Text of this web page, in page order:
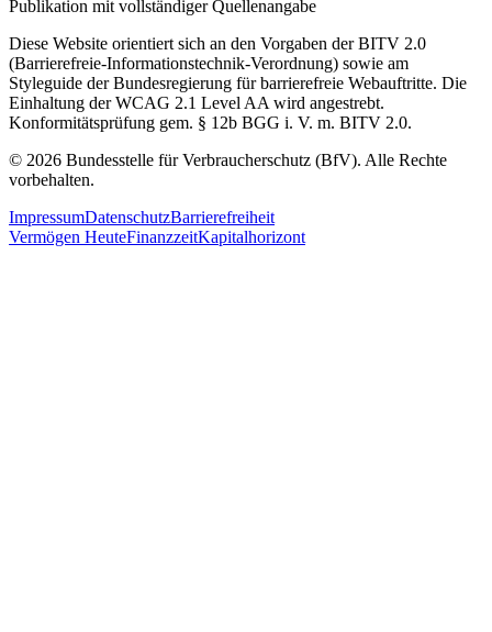
Publikation mit vollständiger Quellenangabe
Diese Website orientiert sich an den Vorgaben der BITV 2.0
(Barrierefreie-Informationstechnik-Verordnung) sowie am
Styleguide der Bundesregierung für barrierefreie Webauftritte. Die
Einhaltung der WCAG 2.1 Level AA wird angestrebt.
Konformitätsprüfung gem. § 12b BGG i. V. m. BITV 2.0.
© 2026 Bundesstelle für Verbraucherschutz (BfV). Alle Rechte
vorbehalten.
ImpressumDatenschutzBarrierefreiheit
Vermögen HeuteFinanzzeitKapitalhorizont